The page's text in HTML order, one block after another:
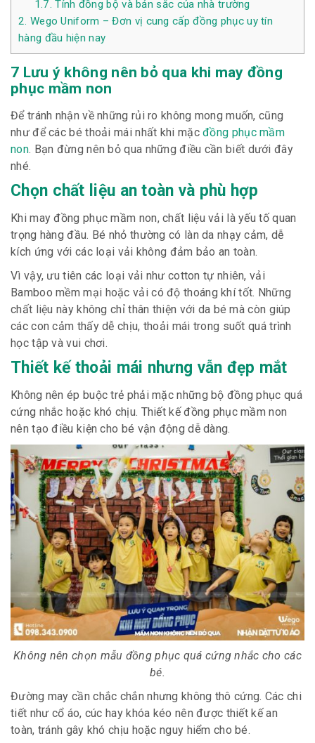
1.7. Tính đồng bộ và bản sắc của nhà trường
2. Wego Uniform – Đơn vị cung cấp đồng phục uy tín
hàng đầu hiện nay
7 Lưu ý không nên bỏ qua khi may đồng
phục mầm non
Để tránh nhận về những rủi ro không mong muốn, cũng
như để các bé thoải mái nhất khi mặcđồng phục mầm
non. Bạn đừng nên bỏ qua những điều cần biết dưới đây
nhé.
Chọn chất liệu an toàn và phù hợp
Khi may đồng phục mầm non, chất liệu vải là yếu tố quan
trọng hàng đầu. Bé nhỏ thường có làn da nhạy cảm, dễ
kích ứng với các loại vải không đảm bảo an toàn.
Vì vậy, ưu tiên các loại vải như cotton tự nhiên, vải
Bamboo mềm mại hoặc vải có độ thoáng khí tốt. Những
chất liệu này không chỉ thân thiện với da bé mà còn giúp
các con cảm thấy dễ chịu, thoải mái trong suốt quá trình
học tập và vui chơi.
Thiết kế thoải mái nhưng vẫn đẹp mắt
Không nên ép buộc trẻ phải mặc những bộ đồng phục quá
cứng nhắc hoặc khó chịu. Thiết kế đồng phục mầm non
nên tạo điều kiện cho bé vận động dễ dàng.
Không nên chọn mẫu đồng phục quá cứng nhắc cho các
bé.
Đường may cần chắc chắn nhưng không thô cứng. Các chi
tiết như cổ áo, cúc hay khóa kéo nên được thiết kế an
toàn, tránh gây khó chịu hoặc nguy hiểm cho bé.